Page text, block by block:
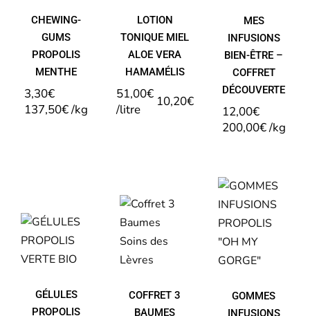
CHEWING-
GUMS
PROPOLIS
MENTHE
3,30€
137,50€/kg
LOTION
TONIQUE MIEL
ALOE VERA
HAMAMÉLIS
10,20€
51,00€
/litre
MES
INFUSIONS
BIEN-ÊTRE –
COFFRET
DÉCOUVERTE
12,00€
200,00€/kg
GÉLULES
PROPOLIS
VERTE
BIO
GÉLULES
PROPOLIS
COFFRET
3
BAUMES
SOINS
LÈVRES
COFFRET 3
BAUMES
GOMMES
INFUSIONS
PROPOLIS
« OH
MY
GORGE »
GOMMES
INFUSIONS